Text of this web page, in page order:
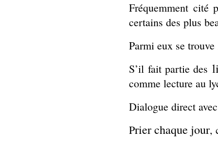
Fréquemment cité
certains des plus
Parmi eux se trouve
S’il fait partie des
comme lecture au
Dialogue direct
Prier chaque jour,